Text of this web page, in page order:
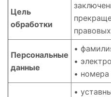
Цель
обработки
Персональные
данные
•
•
•
•